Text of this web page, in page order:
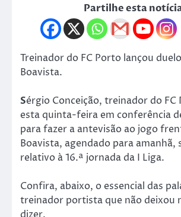
Partilhe esta
Treinador do FC Porto lançou
Boavista.
Sérgio Conceição, treinador do FC
esta quinta-feira em conferência
para fazer a antevisão ao jogo
Boavista, agendado para
relativo à 16.ª jornada da I Liga.
Confira, abaixo, o essencial das
treinador portista que não deixou